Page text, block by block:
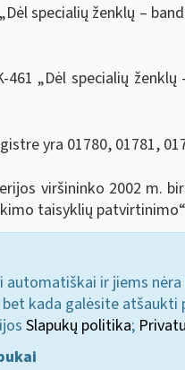
specialių ženklų –
„Dėl specialių
yra 01780, 01781,
viršininko 2002 m.
taisyklių
ir jiems
kada galėsite atšaukti
Slapukų politika;